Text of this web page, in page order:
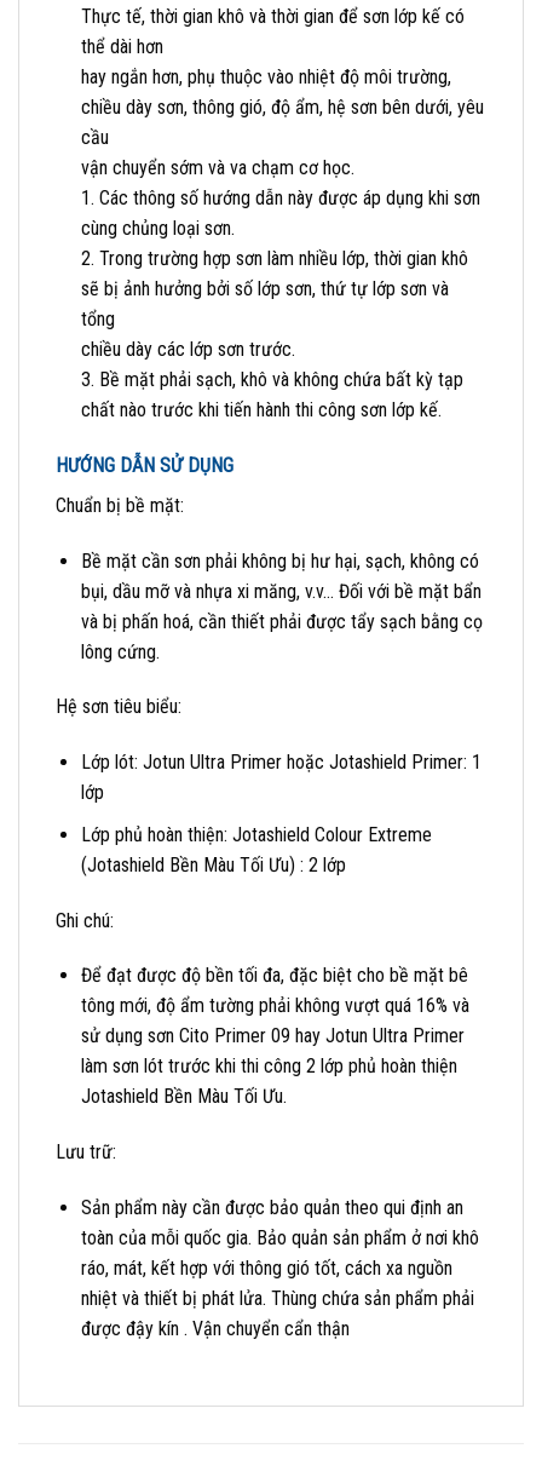
Thực tế, thời gian khô và thời gian để sơn lớp kế có
thể dài hơn
hay ngắn hơn, phụ thuộc vào nhiệt độ môi trường,
chiều dày sơn, thông gió, độ ẩm, hệ sơn bên dưới, yêu
cầu
vận chuyển sớm và va chạm cơ học.
1. Các thông số hướng dẫn này được áp dụng khi sơn
cùng chủng loại sơn.
2. Trong trường hợp sơn làm nhiều lớp, thời gian khô
sẽ bị ảnh hưởng bởi số lớp sơn, thứ tự lớp sơn và
tổng
chiều dày các lớp sơn trước.
3. Bề mặt phải sạch, khô và không chứa bất kỳ tạp
chất nào trước khi tiến hành thi công sơn lớp kế.
HƯỚNG DẪN SỬ DỤNG
Chuẩn bị bề mặt:
Bề mặt cần sơn phải không bị hư hại, sạch, không có
bụi, dầu mỡ và nhựa xi măng, v.v… Đối với bề mặt bẩn
và bị phấn hoá, cần thiết phải được tẩy sạch bằng cọ
lông cứng.
Hệ sơn tiêu biểu:
Lớp lót: Jotun Ultra Primer hoặc Jotashield Primer: 1
lớp
Lớp phủ hoàn thiện: Jotashield Colour Extreme
(Jotashield Bền Màu Tối Ưu) : 2 lớp
Ghi chú:
Để đạt được độ bền tối đa, đặc biệt cho bề mặt bê
tông mới, độ ẩm tường phải không vượt quá 16% và
sử dụng sơn Cito Primer 09 hay Jotun Ultra Primer
làm sơn lót trước khi thi công 2 lớp phủ hoàn thiện
Jotashield Bền Màu Tối Ưu.
Lưu trữ:
Sản phẩm này cần được bảo quản theo qui định an
toàn của mỗi quốc gia. Bảo quản sản phẩm ở nơi khô
ráo, mát, kết hợp với thông gió tốt, cách xa nguồn
nhiệt và thiết bị phát lửa. Thùng chứa sản phẩm phải
được đậy kín . Vận chuyển cẩn thận